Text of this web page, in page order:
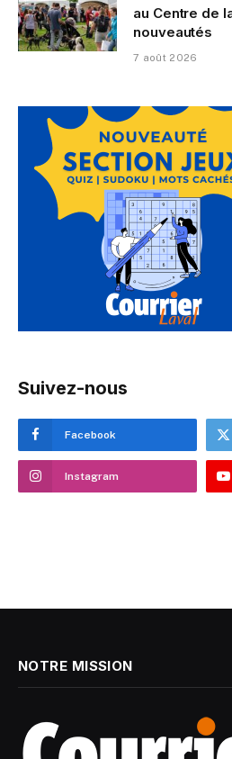
au Centre de
nouveautés
7 août 2026
Suivez-nous
Facebook
Instagram
NOTRE MISSION